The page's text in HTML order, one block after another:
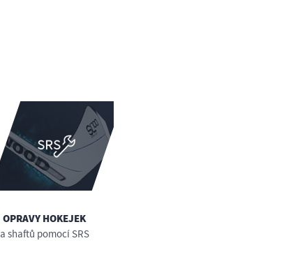
OPRAVY HOKEJEK
a shaftů pomocí SRS